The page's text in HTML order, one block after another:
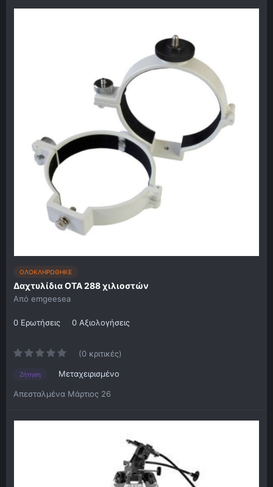
ΟΛΟΚΛΗΡΩΘΗΚΕ
Δαχτυλίδια OTA 288 χιλιοστών
Από emgeesea
0 Ερωτήσεις 0 Αξιολογήσεις
(0 κριτικές)
Ζήτηση Μεταχειρισμένο
Απεσταλμένα Μάρτιος 26